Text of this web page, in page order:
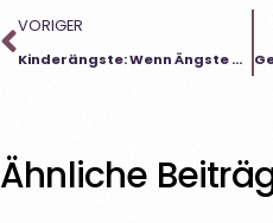
VORIGER
Kinderängste: Wenn Ängste Überhand nehmen
Ähnliche